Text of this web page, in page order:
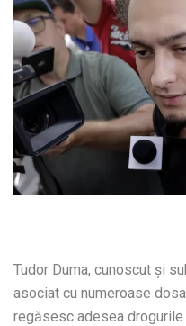
Tudor Duma, cunoscut și
asociat cu numeroase
regăsesc adesea